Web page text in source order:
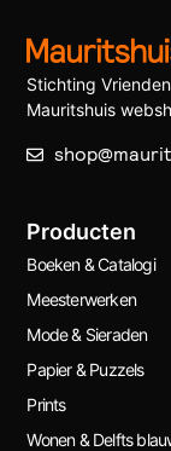
Stichting
Mauritshuis
Producten
Boeken & Catalogi
Meesterwerken
Mode & Sieraden
Papier & Puzzels
Prints
Wonen & Delfts